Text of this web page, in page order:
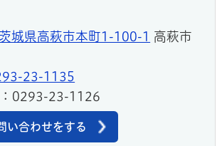
茨城県高萩市本町1-100-1
高萩市
23-1135
0293-23-1126
い合わせをする